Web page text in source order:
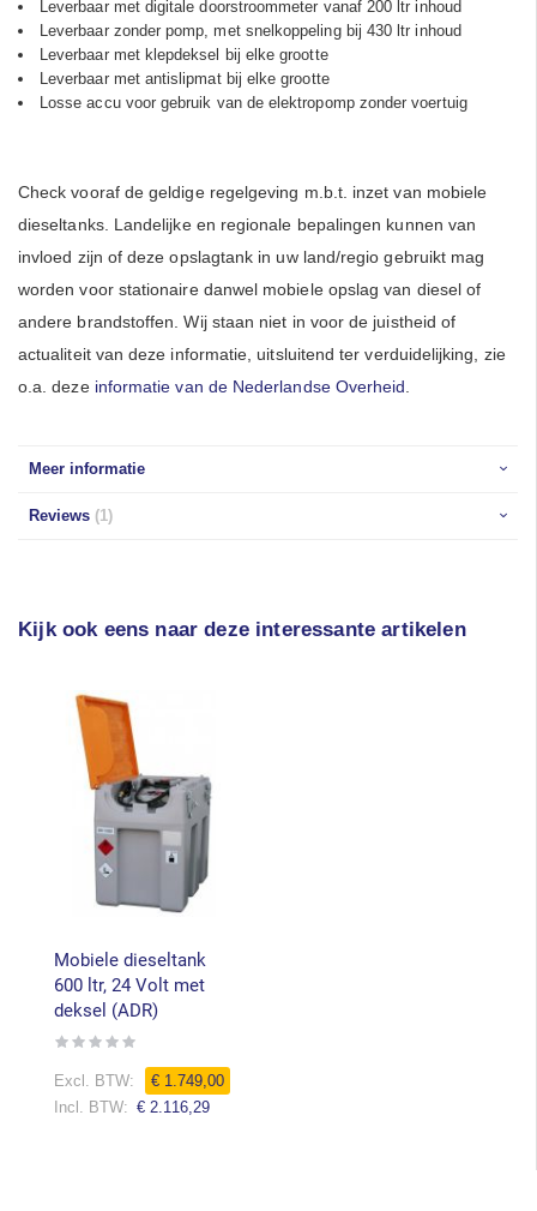
Leverbaar met digitale doorstroommeter vanaf 200 ltr inhoud
Leverbaar zonder pomp, met snelkoppeling bij 430 ltr inhoud
Leverbaar met klepdeksel bij elke grootte
Leverbaar met antislipmat bij elke grootte
Losse accu voor gebruik van de elektropomp zonder voertuig
Check vooraf de geldige regelgeving m.b.t. inzet van mobiele
dieseltanks. Landelijke en regionale bepalingen kunnen van
invloed zijn of deze opslagtank in uw land/regio gebruikt mag
worden voor stationaire danwel mobiele opslag van diesel of
andere brandstoffen. Wij staan niet in voor de juistheid of
actualiteit van deze informatie, uitsluitend ter verduidelijking, zie
o.a. deze informatie van de Nederlandse Overheid
Meer informatie
Reviews 1
Kijk ook eens naar deze interessante artikelen
Mobiele dieseltank
600 ltr, 24 Volt met
deksel (ADR)
Rating:
€ 1.749,00
€ 2.116,29